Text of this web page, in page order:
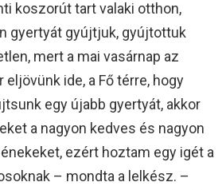
koszorút tart valaki otthon,
gyertyát gyújtjuk, gyújtottuk
mert a mai vasárnap az
ide, a Fő térre, hogy
egy újabb gyertyát, akkor
a nagyon kedves és nagyon
ezért hoztam egy igét a
– mondta a lelkész. –